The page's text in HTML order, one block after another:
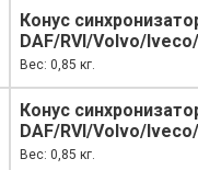
Конус
DAF/RVI/Volvo/
Вес: 0,85 кг.
Конус
DAF/RVI/Volvo/
Вес: 0,85 кг.